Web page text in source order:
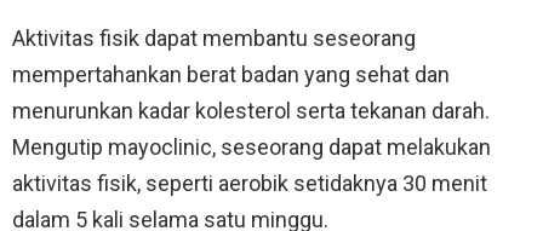
Aktivitas fisik dapat membantu seseorang
mempertahankan berat badan yang sehat dan
menurunkan kadar kolesterol serta tekanan darah.
Mengutip mayoclinic, seseorang dapat melakukan
aktivitas fisik, seperti aerobik setidaknya 30 menit
dalam 5 kali selama satu minggu.